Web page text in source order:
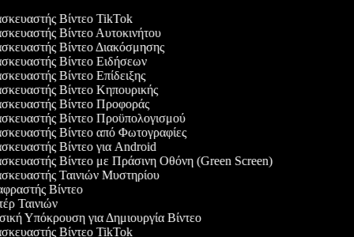
Βίντεο TikTok
Βίντεο Αυτοκινήτου
Βίντεο Διακόσμησης
Βίντεο Ειδήσεων
Βίντεο Επίδειξης
Βίντεο Κηπουρικής
Βίντεο Προφοράς
Βίντεο Προϋπολογισμού
Βίντεο από Φωτογραφίες
Βίντεο για Android
Βίντεο με Πράσινη Οθόνη (Green Screen)
Ταινιών Μυστηρίου
Βίντεο
Ταινιών
Υπόκρουση για Δημιουργία Βίντεο
Βίντεο TikTok